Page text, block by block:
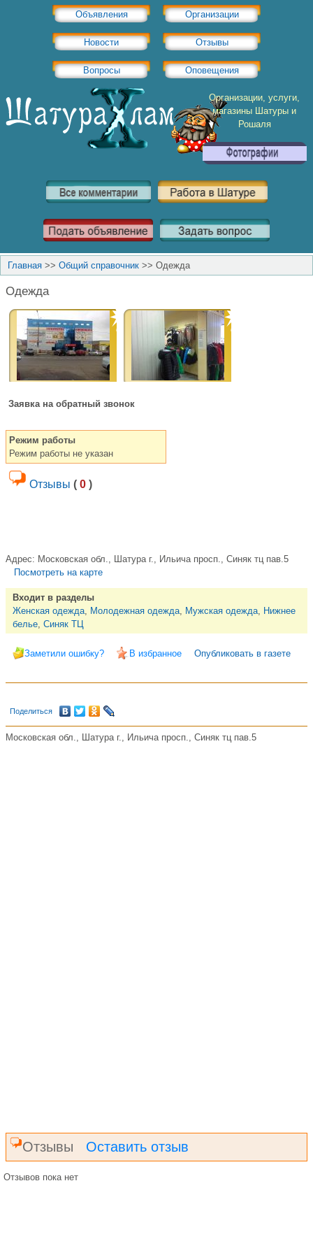
Объявления Организации
Новости Отзывы
Вопросы Оповещения
Организации, услуги,
магазины Шатуры и
Рошаля
Главная >> Общий справочник >> Одежда
Одежда
Заявка на обратный звонок
Режим работы
Режим работы не указан
Отзывы ( 0 )
Адрес: Московская обл., Шатура г., Ильича просп., Синяк тц пав.5
Посмотреть на карте
Входит в разделы
Женская одежда, Молодежная одежда, Мужская одежда, Нижнее
белье, Синяк ТЦ
Заметили ошибку? В избранное Опубликовать в газете
Поделиться
Московская обл., Шатура г., Ильича просп., Синяк тц пав.5
Отзывы Оставить отзыв
Отзывов пока нет